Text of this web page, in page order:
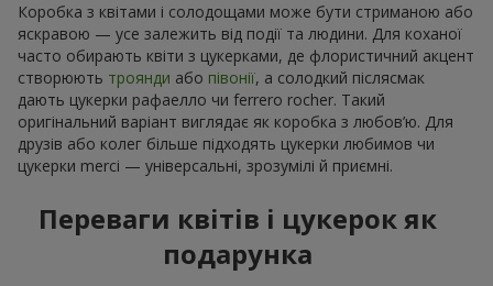
Коробка з квітами і солодощами може бути стриманою або
яскравою — усе залежить від події та людини. Для коханої
часто обирають квіти з цукерками, де флористичний акцент
створюють троянди або півонії, а солодкий післясмак
дають цукерки рафаелло чи ferrero rocher. Такий
оригінальний варіант виглядає як коробка з любов’ю. Для
друзів або колег більше підходять цукерки любимов чи
цукерки merci — універсальні, зрозумілі й приємні.
Переваги квітів і цукерок як
подарунка